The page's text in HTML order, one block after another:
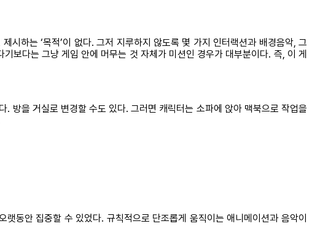
하는 ‘목적’이 없다. 그저 지루하지 않도록 몇 가지 인터랙션과 배경음악, 그
보다는 그냥 게임 안에 머무는 것 자체가 미션인 경우가 대부분이다. 즉, 이 게
방을 거실로 변경할 수도 있다. 그러면 캐릭터는 소파에 앉아 맥북으로 작업을
동안 집중할 수 있었다. 규칙적으로 단조롭게 움직이는 애니메이션과 음악이